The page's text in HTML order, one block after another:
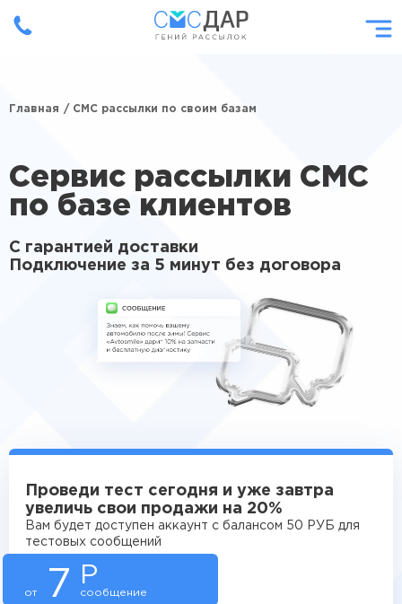
Главная / СМС рассылки по своим базам
Сервис рассылки СМС
по базе клиентов
С гарантией доставки
Подключение за 5 минут без договора
Проведи тест сегодня и уже завтра
увеличь свои продажи на 20%
Вам будет доступен аккаунт с балансом 50 РУБ для
тестовых сообщений
от 7 Р
сообщение